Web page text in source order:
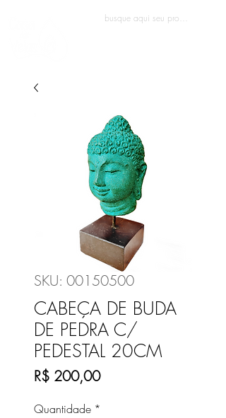
SKU: 00150500
CABEÇA DE BUDA
DE PEDRA C/
PEDESTAL 20CM
R$ 200,00Preço
Quantidade *